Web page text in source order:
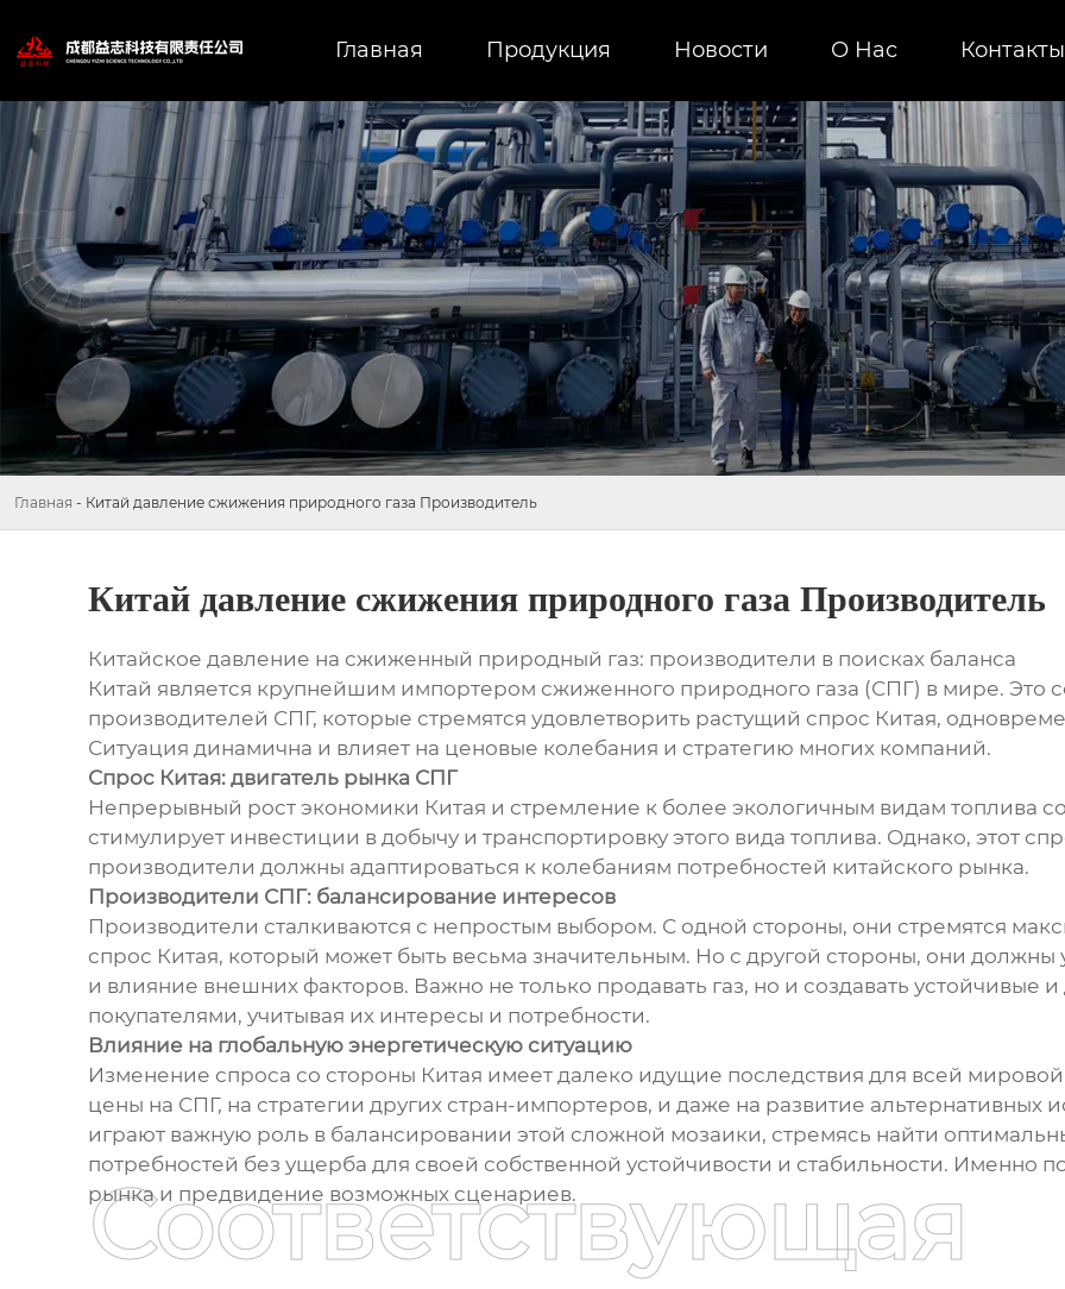
Главная Продукция Новости О Нас Контакты
Главная - Китай давление сжижения природного газа Производитель
Китай давление сжижения природного газа Производитель
Китайское давление на сжиженный природный газ: производители в поисках баланса
Китай является крупнейшим импортером сжиженного природного газа (СПГ) в мире. Это
производителей СПГ, которые стремятся удовлетворить растущий спрос Китая,
Ситуация динамична и влияет на ценовые колебания и стратегию многих компаний.
Спрос Китая: двигатель рынка СПГ
Непрерывный рост экономики Китая и стремление к более экологичным видам топлива
стимулирует инвестиции в добычу и транспортировку этого вида топлива. Однако, этот
производители должны адаптироваться к колебаниям потребностей китайского рынка.
Производители СПГ: балансирование интересов
Производители сталкиваются с непростым выбором. С одной стороны, они стремятся
спрос Китая, который может быть весьма значительным. Но с другой стороны, они
и влияние внешних факторов. Важно не только продавать газ, но и создавать устойчивые
покупателями, учитывая их интересы и потребности.
Влияние на глобальную энергетическую ситуацию
Изменение спроса со стороны Китая имеет далеко идущие последствия для всей
цены на СПГ, на стратегии других стран-импортеров, и даже на развитие
играют важную роль в балансировании этой сложной мозаики, стремясь найти
потребностей без ущерба для своей собственной устойчивости и стабильности. Именно
рынка и предвидение возможных сценариев.
Соответствующая